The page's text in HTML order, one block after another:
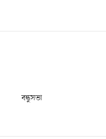
বন্ধুসভা